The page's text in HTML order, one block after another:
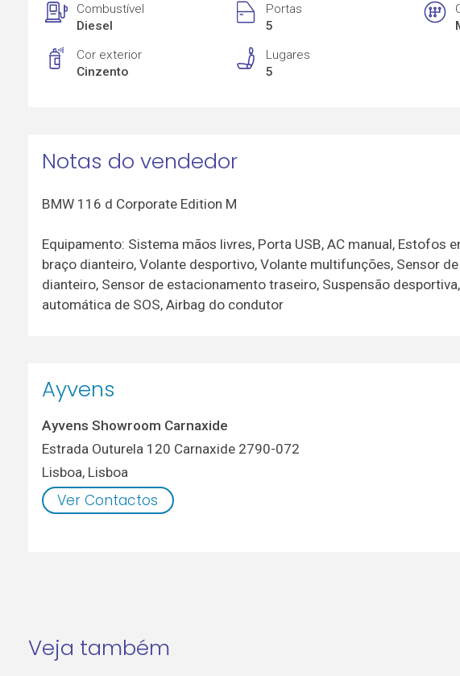
Combustível
Diesel
Portas
5
Cor exterior
Cinzento
Lugares
5
Notas do vendedor
BMW 116 d Corporate Edition M
Equipamento: Sistema mãos livres, Porta USB, AC manual,
braço dianteiro, Volante desportivo, Volante multifunções, Sensor
dianteiro, Sensor de estacionamento traseiro, Suspensão
automática de SOS, Airbag do condutor
Ayvens
Ayvens Showroom Carnaxide
Estrada Outurela 120 Carnaxide 2790-072
Lisboa, Lisboa
Ver Contactos
Veja também